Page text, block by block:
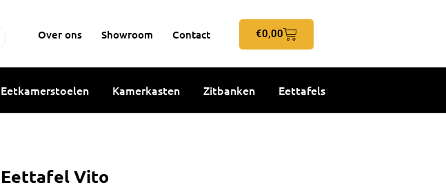
Over ons Showroom Contact €0,00Winkelwagen
Eetkamerstoelen Kamerkasten Zitbanken Eettafels
Eettafel Vito